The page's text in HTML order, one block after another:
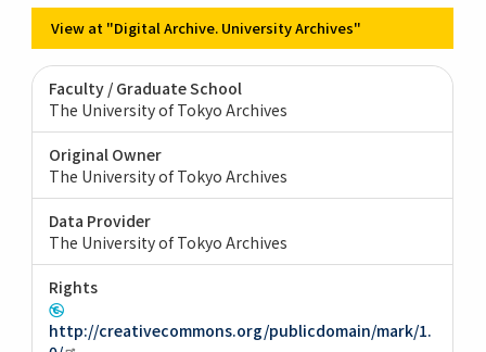
View at "Digital Archive. University Archives"
Faculty / Graduate School
The University of Tokyo Archives
Original Owner
The University of Tokyo Archives
Data Provider
The University of Tokyo Archives
Rights
http://creativecommons.org/publicdomain/mark/1.